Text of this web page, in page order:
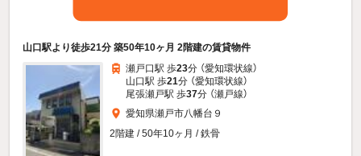
山口駅より徒歩21分 築50年10ヶ月 2階建の賃貸物件
瀬戸口駅 歩23分 （愛知環状線）
山口駅 歩21分 （愛知環状線）
尾張瀬戸駅 歩37分 （瀬戸線）
愛知県瀬戸市八幡台９
2階建 / 50年10ヶ月 / 鉄骨